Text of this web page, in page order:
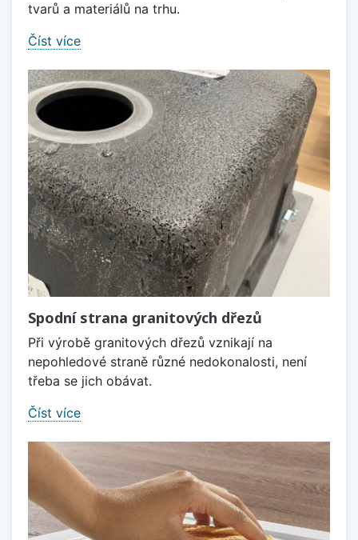
tvarů a materiálů na trhu.
Číst více
Spodní strana granitových dřezů
Při výrobě granitových dřezů vznikají na
nepohledové straně různé nedokonalosti, není
třeba se jich obávat.
Číst více